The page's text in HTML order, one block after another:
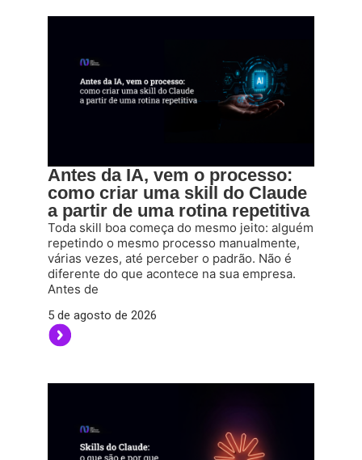
Antes da IA, vem o processo:
como criar uma skill do Claude
a partir de uma rotina repetitiva
Toda skill boa começa do mesmo jeito: alguém
repetindo o mesmo processo manualmente,
várias vezes, até perceber o padrão. Não é
diferente do que acontece na sua empresa.
Antes de
5 de agosto de 2026